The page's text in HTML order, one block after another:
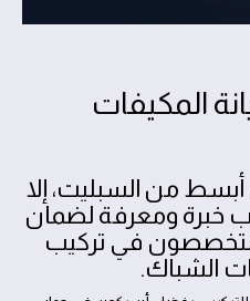
المكيفات
من السبليت، إلا
خبرة ومعرفة لضمان
في تركيب
الشباك.